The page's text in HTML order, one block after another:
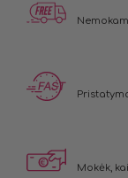
Mokėk, kai